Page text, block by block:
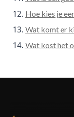
Hoe kies je
Wat komt er
Wat kost het